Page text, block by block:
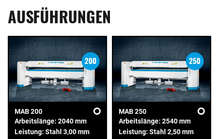
AUSFÜHRUNGEN
MAB 200
Arbeitslänge: 2040 mm
Leistung: Stahl 3,00 mm
MAB 250
Arbeitslänge: 2540 mm
Leistung: Stahl 2,50 mm